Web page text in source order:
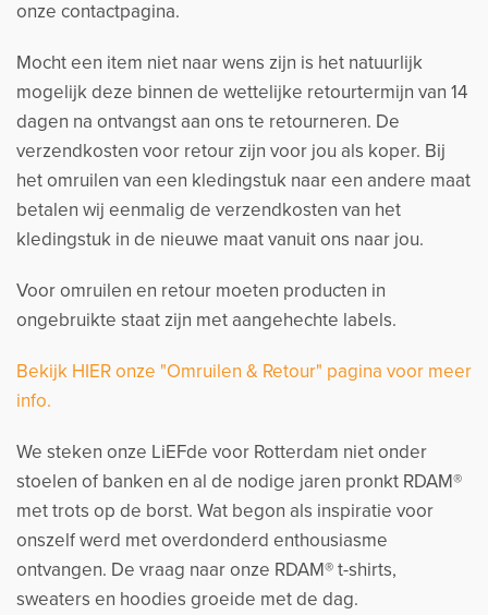
onze contactpagina.
Mocht een item niet naar wens zijn is het natuurlijk
mogelijk deze binnen de wettelijke retourtermijn van 14
dagen na ontvangst aan ons te retourneren. De
verzendkosten voor retour zijn voor jou als koper. Bij
het omruilen van een kledingstuk naar een andere maat
betalen wij eenmalig de verzendkosten van het
kledingstuk in de nieuwe maat vanuit ons naar jou.
Voor omruilen en retour moeten producten in
ongebruikte staat zijn met aangehechte labels.
Bekijk HIER onze "Omruilen & Retour" pagina voor meer
info.
We steken onze LiEFde voor Rotterdam niet onder
stoelen of banken en al de nodige jaren pronkt RDAM®
met trots op de borst. Wat begon als inspiratie voor
onszelf werd met overdonderd enthousiasme
ontvangen. De vraag naar onze RDAM® t-shirts,
sweaters en hoodies groeide met de dag.